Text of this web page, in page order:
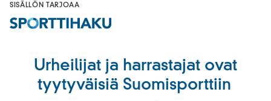
SISÄLLÖN TARJOAA
Urheilijat ja harrastajat ovat
tyytyväisiä Suomisporttiin